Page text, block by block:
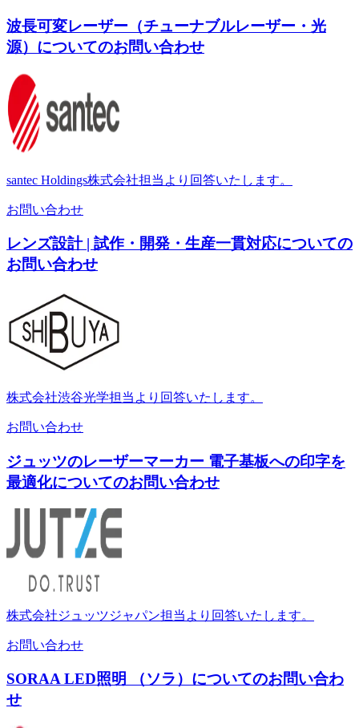
波長可変レーザー（チューナブルレーザー・光
源）についてのお問い合わせ
santec Holdings株式会社担当より回答いたします。
お問い合わせ
レンズ設計 | 試作・開発・生産一貫対応についての
お問い合わせ
株式会社渋谷光学担当より回答いたします。
お問い合わせ
ジュッツのレーザーマーカー 電子基板への印字を
最適化についてのお問い合わせ
株式会社ジュッツジャパン担当より回答いたします。
お問い合わせ
SORAA LED照明 （ソラ）についてのお問い合わ
せ